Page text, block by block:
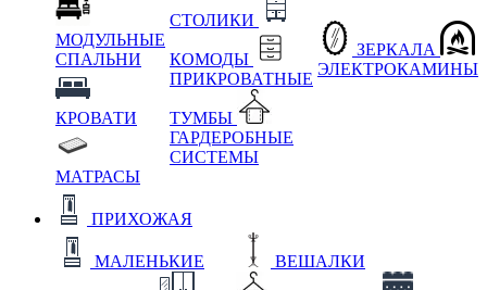
МОДУЛЬНЫЕ
СПАЛЬНИ
КРОВАТИ
МАТРАСЫ
СТОЛИКИ
КОМОДЫ
ПРИКРОВАТНЫЕ
ТУМБЫ
ГАРДЕРОБНЫЕ
СИСТЕМЫ
ЗЕРКАЛА
ЭЛЕКТРОКАМИНЫ
ПРИХОЖАЯ
МАЛЕНЬКИЕ ВЕШАЛКИ